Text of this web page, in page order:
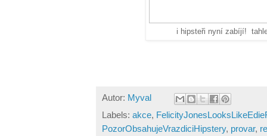
i hipsteři nyní zabíjí!
Autor: Myval
Labels: akce,
PozorObsahujeVrazdiciHipstery, provar,